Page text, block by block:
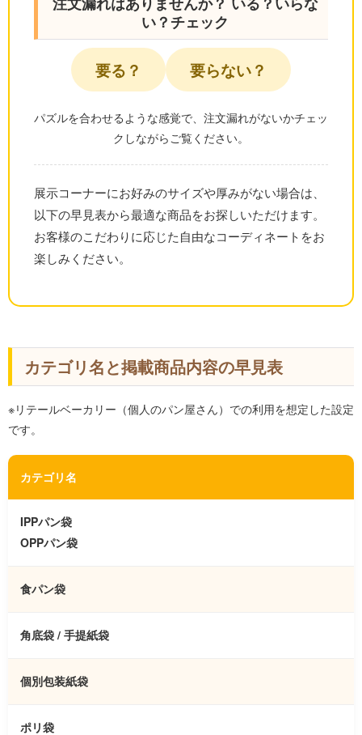
い？チェック
要る？ 要らない？
パズルを合わせるような感覚で、注文漏れがないかチェッ
クしながらご覧ください。
展示コーナーにお好みのサイズや厚みがない場合は、
以下の早見表から最適な商品をお探しいただけます。
お客様のこだわりに応じた自由なコーディネートをお
楽しみください。
カテゴリ名と掲載商品内容の早見表
※リテールベーカリー（個人のパン屋さん）での利用を想定した設定
です。
カテゴリ名
IPPパン袋
OPPパン袋
食パン袋
角底袋 / 手提紙袋
個別包装紙袋
ポリ袋